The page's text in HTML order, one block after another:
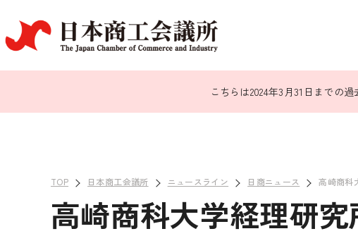
こちらは2024年3月31日までの
TOP 日本商工会議所 ニュースライン 日商ニュース 高崎商科
高崎商科大学経理研